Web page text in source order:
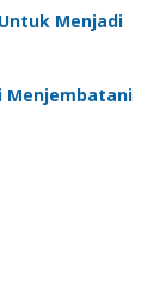
Menjadi
Menjembatani